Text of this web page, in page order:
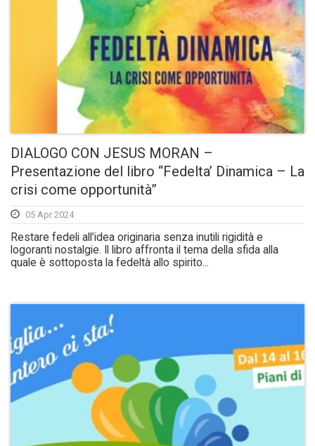
DIALOGO CON JESUS MORAN –
Presentazione del libro “Fedelta’ Dinamica – La
crisi come opportunità”
05 Apr 2024
Restare fedeli all’idea originaria senza inutili rigidità e
logoranti nostalgie. Il libro affronta il tema della sfida alla
quale è sottoposta la fedeltà allo spirito...